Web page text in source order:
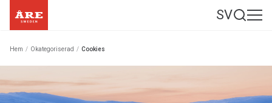
SV
Hem / Okategoriserad / Cookies